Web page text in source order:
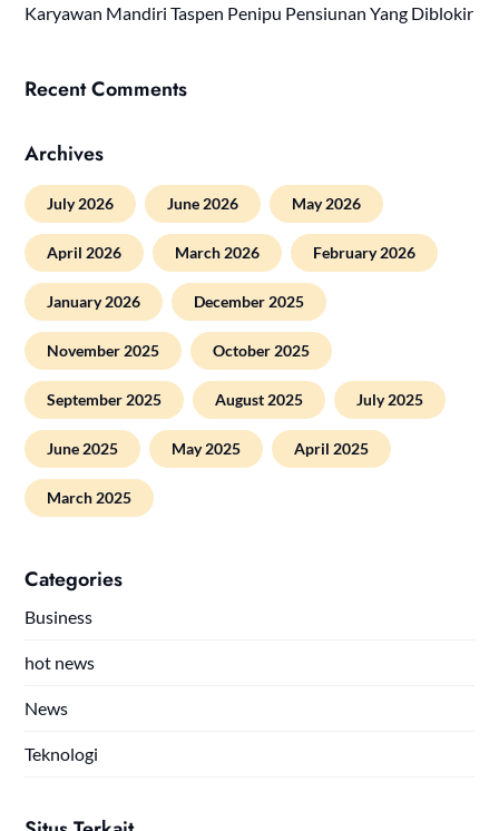
Karyawan Mandiri Taspen Penipu Pensiunan Yang Diblokir
Recent Comments
Archives
July 2026 June 2026 May 2026
April 2026 March 2026 February 2026
January 2026 December 2025
November 2025 October 2025
September 2025 August 2025 July 2025
June 2025 May 2025 April 2025
March 2025
Categories
Business
hot news
News
Teknologi